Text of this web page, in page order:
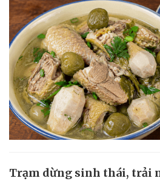
Trạm dừng sinh thái, trải